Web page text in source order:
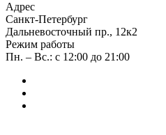
Адрес
Санкт-Петербург
Дальневосточный пр., 12к2
Режим работы
Пн. – Вс.: с 12:00 до 21:00